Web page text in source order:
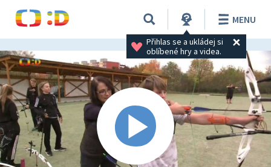
Přihlas se a ukládej si
oblíbené hry a videa.
MENU